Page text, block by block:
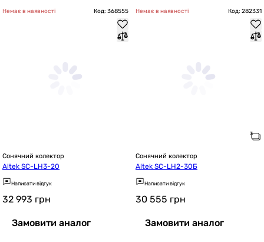
Немає в наявності Код: 368555
Сонячний колектор
Altek SC-LH3-20
Написати відгук
32 993 грн
Замовити аналог
Немає в наявності Код: 282331
Сонячний колектор
Altek SC-LH2-30Б
Написати відгук
30 555 грн
Замовити аналог